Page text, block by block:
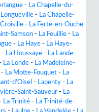
- La Chapelle-du-
Longueville - La Chapelle-
Croisille - La Ferté-en-Ouche
Samson - La Feuillie - La
- La Haye - La Haye-
- La Houssaye - La Lande-
La Londe - La Madeleine-
- La Motte-Fouquet - La
d'Oisel - Lapenty - La
Saint-Sauveur - La
La Trinité - La Trinité-de-